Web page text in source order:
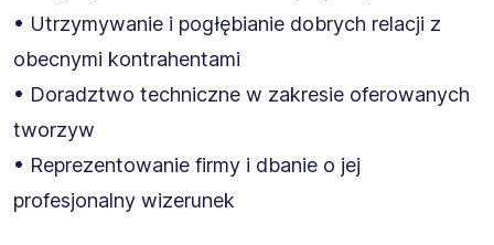
• Utrzymywanie i pogłębianie dobrych relacji z
obecnymi kontrahentami
• Doradztwo techniczne w zakresie oferowanych
tworzyw
• Reprezentowanie firmy i dbanie o jej
profesjonalny wizerunek